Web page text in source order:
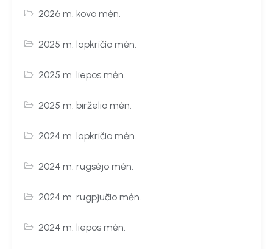
2026 m. kovo mėn.
2025 m. lapkričio mėn.
2025 m. liepos mėn.
2025 m. birželio mėn.
2024 m. lapkričio mėn.
2024 m. rugsėjo mėn.
2024 m. rugpjūčio mėn.
2024 m. liepos mėn.